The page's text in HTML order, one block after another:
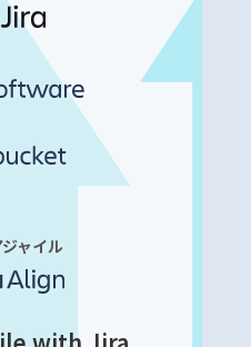
ャイル